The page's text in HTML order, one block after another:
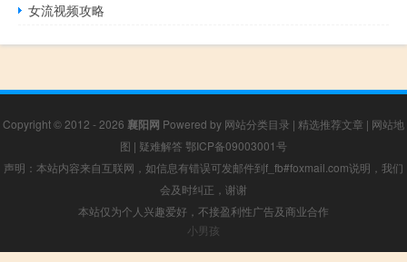
女流视频攻略
Copyright © 2012 - 2026 襄阳网 Powered by 网站分类目录 | 精选推荐文章 | 网站地
图 | 疑难解答 鄂ICP备09003001号
声明：本站内容来自互联网，如信息有错误可发邮件到f_fb#foxmail.com说明，我们
会及时纠正，谢谢
本站仅为个人兴趣爱好，不接盈利性广告及商业合作
小男孩